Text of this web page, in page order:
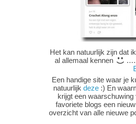
Het kan natuurlijk zijn dat
al allemaal kennen
….
Een handige site waar je
natuurlijk deze :) En
krijgt een
favoriete blogs een
overzicht van alle nieuwe